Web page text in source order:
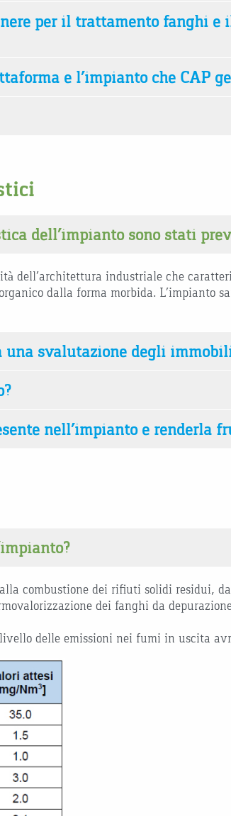
per il trattamento fanghi
e l’impianto che CAP
dell’impianto sono stati
dell’architettura industriale che
dalla forma morbida. L’impianto
una svalutazione degli
nell’impianto e renderla
combustione dei rifiuti solidi residui,
dei fanghi da
delle emissioni nei fumi in uscita